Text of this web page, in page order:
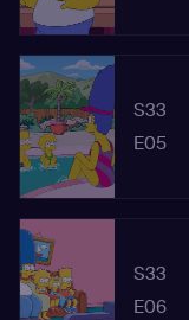
S33
E05
S33
E06